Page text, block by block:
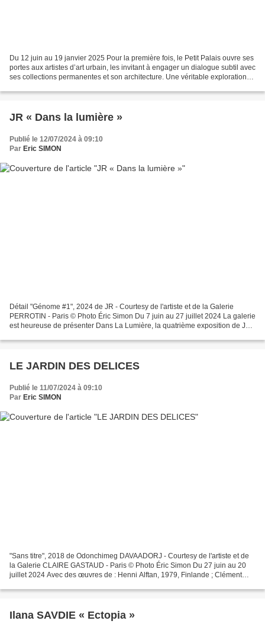
Du 12 juin au 19 janvier 2025 Pour la première fois, le Petit Palais ouvre ses
portes aux artistes d’art urbain, les invitant à engager un dialogue subtil avec
ses collections permanentes et son architecture. Une véritable exploration
JR « Dans la lumière »
Publié le 12/07/2024 à 09:10
Par Eric SIMON
Détail "Génome #1", 2024 de JR - Courtesy de l'artiste et de la Galerie
PERROTIN - Paris © Photo Éric Simon Du 7 juin au 27 juillet 2024 La galerie
est heureuse de présenter Dans La Lumière, la quatrième exposition de JR
LE JARDIN DES DELICES
Publié le 11/07/2024 à 09:10
Par Eric SIMON
"Sans titre", 2018 de Odonchimeg DAVAADORJ - Courtesy de l'artiste et de
la Galerie CLAIRE GASTAUD - Paris © Photo Éric Simon Du 27 juin au 20
juillet 2024 Avec des œuvres de : Henni Alftan, 1979, Finlande ; Clément
Ilana SAVDIE « Ectopia »